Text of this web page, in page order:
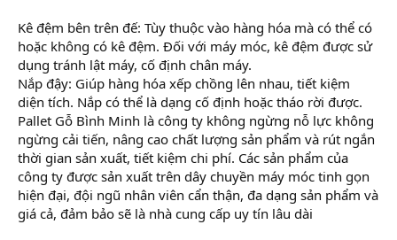
Kê đệm bên trên đế: Tùy thuộc vào hàng hóa mà có thể có
hoặc không có kê đệm. Đối với máy móc, kê đệm được sử
dụng tránh lật máy, cố định chân máy.
Nắp đậy: Giúp hàng hóa xếp chồng lên nhau, tiết kiệm
diện tích. Nắp có thể là dạng cố định hoặc tháo rời được.
Pallet Gỗ Bình Minh là công ty không ngừng nỗ lực không
ngừng cải tiến, nâng cao chất lượng sản phẩm và rút ngắn
thời gian sản xuất, tiết kiệm chi phí. Các sản phẩm của
công ty được sản xuất trên dây chuyền máy móc tinh gọn
hiện đại, đội ngũ nhân viên cẩn thận, đa dạng sản phẩm và
giá cả, đảm bảo sẽ là nhà cung cấp uy tín lâu dài